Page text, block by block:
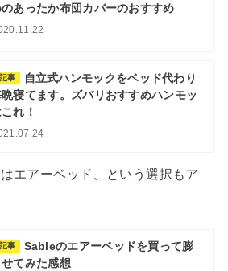
のあったか布団カバーのおすすめ
事
自立式ハンモックをベッド代わり
晩寝てます。ズバリおすすめハンモッ
れ！
エアーベッド、という選択もア
事
Sableのエアーベッドを買って膨
せてみた感想